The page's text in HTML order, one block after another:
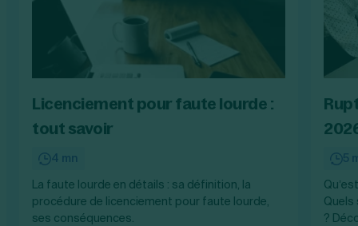
Licenciement pour faute lourde :
tout savoir
4 mn
La faute lourde en détails : sa définition, la
procédure de licenciement pour faute lourde,
ses conséquences.
5
?